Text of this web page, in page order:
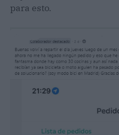
para esto.